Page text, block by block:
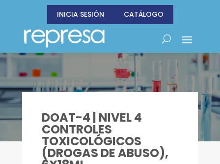
INICIA SESIÓN CATÁLOGO
DOAT-4 | NIVEL 4
CONTROLES
TOXICOLÓGICOS
(DROGAS DE ABUSO),